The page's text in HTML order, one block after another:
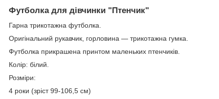
Футболка для дівчинки "Птенчик"
Гарна трикотажна футболка.
Оригінальний рукавчик, горловина — трикотажна гумка.
Футболка прикрашена принтом маленьких птенчиків.
Колір: білий.
Розміри:
4 роки (зріст 99-106,5 см)